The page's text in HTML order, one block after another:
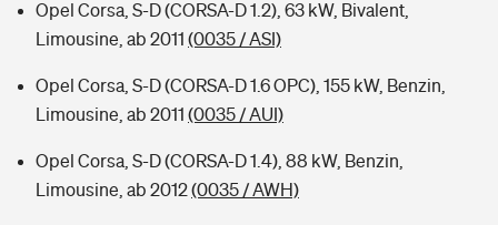
Opel Corsa, S-D (CORSA-D 1.2), 63 kW, Bivalent,
Limousine, ab 2011 (0035 / ASI)
Opel Corsa, S-D (CORSA-D 1.6 OPC), 155 kW, Benzin,
Limousine, ab 2011 (0035 / AUI)
Opel Corsa, S-D (CORSA-D 1.4), 88 kW, Benzin,
Limousine, ab 2012(0035 / AWH)